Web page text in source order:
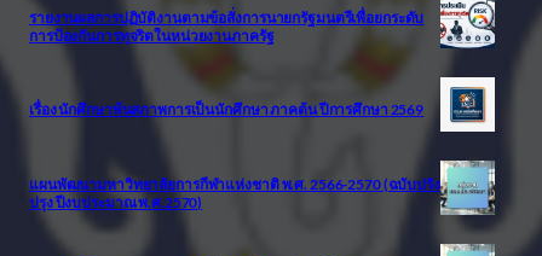
รายงานผลการปฏิบัติงานตามข้อสั่งการนายกรัฐมนตรีเพื่อยกระดับ
การป้องกันการทุจริตในหน่วยงานภาครัฐ
เรื่อง นักศึกษาพ้นสภาพการเป็นนักศึกษา ภาคต้น ปีการศึกษา 2569
แผนพัฒนามหาวิทยาลัยการกีฬาแห่งชาติ พ.ศ. 2566-2570 (ฉบับปรัง
ปรุง ปีงบประมาณ พ.ศ.2570)